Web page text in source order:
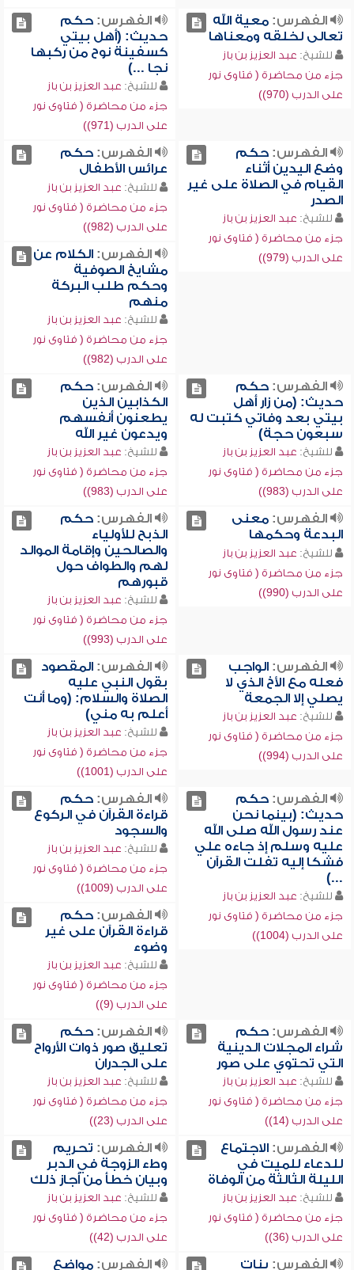
الفهرس:معية الله
تعالى لخلقه ومعناها
للشيخ: عبد العزيز بن باز
جزء من محاضرة ( فتاوى نور
على الدرب (970))
الفهرس:حكم
حديث: (أهل بيتي
كسفينة نوح من ركبها
نجا ...)
للشيخ: عبد العزيز بن باز
جزء من محاضرة ( فتاوى نور
على الدرب (971))
الفهرس:حكم
وضع اليدين أثناء
القيام في الصلاة على غير
الصدر
للشيخ: عبد العزيز بن باز
جزء من محاضرة ( فتاوى نور
على الدرب (979))
الفهرس:حكم
عرائس الأطفال
للشيخ: عبد العزيز بن باز
جزء من محاضرة ( فتاوى نور
على الدرب (982))
الفهرس:الكلام عن
مشايخ الصوفية
وحكم طلب البركة
منهم
للشيخ: عبد العزيز بن باز
جزء من محاضرة ( فتاوى نور
على الدرب (982))
الفهرس:حكم
حديث: (من زار أهل
بيتي بعد وفاتي كتبت له
سبعون حجة)
للشيخ: عبد العزيز بن باز
جزء من محاضرة ( فتاوى نور
على الدرب (983))
الفهرس:حكم
الكذابين الذين
يطعنون أنفسهم
ويدعون غير الله
للشيخ: عبد العزيز بن باز
جزء من محاضرة ( فتاوى نور
على الدرب (983))
الفهرس:معنى
البدعة وحكمها
للشيخ: عبد العزيز بن باز
جزء من محاضرة ( فتاوى نور
على الدرب (990))
الفهرس:حكم
الذبح للأولياء
والصالحين وإقامة الموالد
لهم والطواف حول
قبورهم
للشيخ: عبد العزيز بن باز
جزء من محاضرة ( فتاوى نور
على الدرب (993))
الفهرس:الواجب
فعله مع الأخ الذي لا
يصلي إلا الجمعة
للشيخ: عبد العزيز بن باز
جزء من محاضرة ( فتاوى نور
على الدرب (994))
الفهرس:المقصود
بقول النبي عليه
الصلاة والسلام: (وما أنت
أعلم به مني)
للشيخ: عبد العزيز بن باز
جزء من محاضرة ( فتاوى نور
على الدرب (1001))
الفهرس:حكم
حديث: (بينما نحن
عند رسول الله صلى الله
عليه وسلم إذ جاءه علي
فشكا إليه تفلت القرآن
...)
للشيخ: عبد العزيز بن باز
جزء من محاضرة ( فتاوى نور
على الدرب (1004))
الفهرس:حكم
قراءة القرآن في الركوع
والسجود
للشيخ: عبد العزيز بن باز
جزء من محاضرة ( فتاوى نور
على الدرب (1009))
الفهرس:حكم
قراءة القرآن على غير
وضوء
للشيخ: عبد العزيز بن باز
جزء من محاضرة ( فتاوى نور
على الدرب (9))
الفهرس:حكم
شراء المجلات الدينية
التي تحتوي على صور
للشيخ: عبد العزيز بن باز
جزء من محاضرة ( فتاوى نور
على الدرب (14))
الفهرس:حكم
تعليق صور ذوات الأرواح
على الجدران
للشيخ: عبد العزيز بن باز
جزء من محاضرة ( فتاوى نور
على الدرب (23))
الفهرس:الاجتماع
للدعاء للميت في
الليلة الثالثة من الوفاة
للشيخ: عبد العزيز بن باز
جزء من محاضرة ( فتاوى نور
على الدرب (36))
الفهرس: تحريم
وطء الزوجة في الدبر
وبيان خطأ من أجاز ذلك
للشيخ: عبد العزيز بن باز
جزء من محاضرة ( فتاوى نور
على الدرب (42))
الفهرس: بنات الفهرس:مواضع